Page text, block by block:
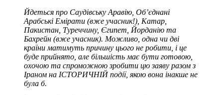
Йдеться про Саудівську Аравію, Об’єднані
Арабські Емірати (вже учасник!), Катар,
Пакистан, Туреччину, Єгипет, Йорданію та
Бахрейн (вже учасник). Можливо, одна чи дві
країни матимуть причину цього не робити, і це
буде прийнято, але більшість має бути готовою,
охочою та спроможною зробити цю заяву разом з
Іраном на ІСТОРИЧНІЙ події, якою вона інакше не
була б.